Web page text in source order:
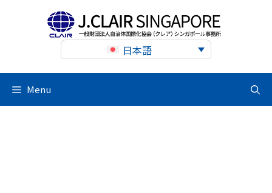
日本語
Menu